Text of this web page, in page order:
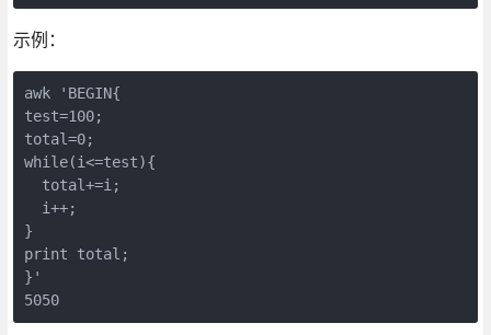
示例：
awk 'BEGIN{
test=100;
total=0;
while(i<=test){
  total+=i;
  i++;
}
print total;
}'
5050